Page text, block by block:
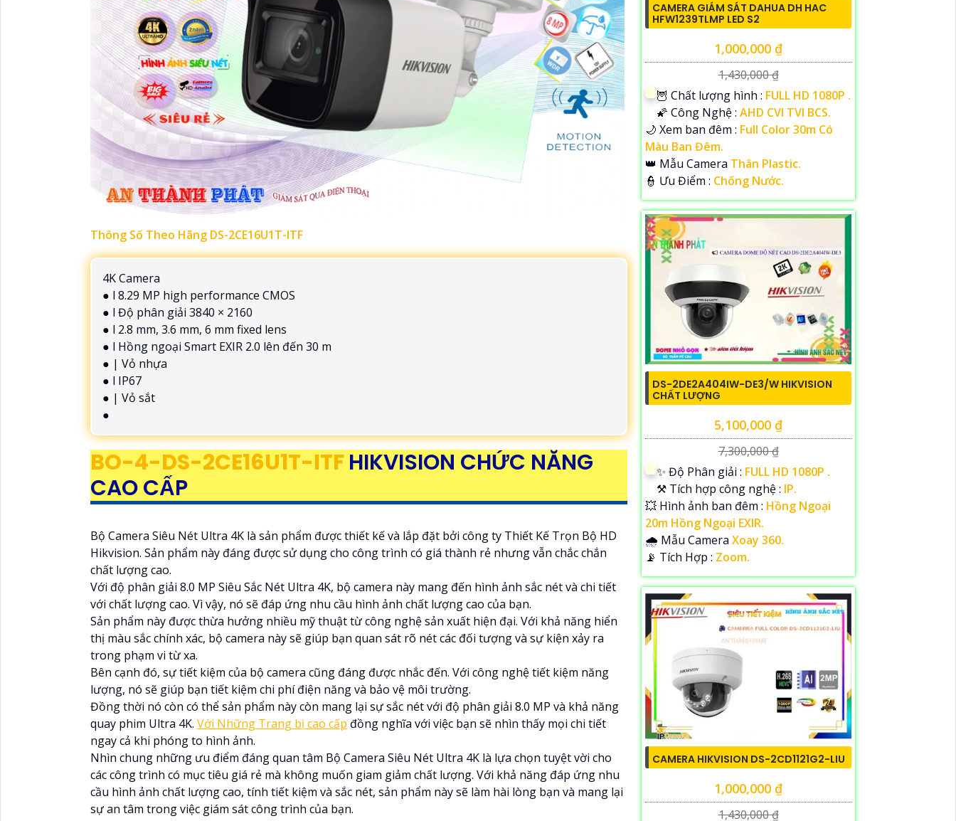
Thông Số Theo Hãng DS-2CE16U1T-ITF
4K Camera
● l 8.29 MP high performance CMOS
● l Độ phân giải 3840 × 2160
● l 2.8 mm, 3.6 mm, 6 mm fixed lens
● l Hồng ngoại Smart EXIR 2.0 lên đến 30 m
● | Vỏ nhựa
● l IP67
● | Vỏ sắt
●
BO-4-DS-2CE16U1T-ITFHIKVISION CHỨC NĂNG
CAO CẤP
Bộ Camera Siêu Nét Ultra 4K là sản phẩm được thiết kế và lắp đặt bởi công ty Thiết Kế Trọn Bộ HD
Hikvision. Sản phẩm này đáng được sử dụng cho công trình có giá thành rẻ nhưng vẫn chắc chắn
chất lượng cao.
Với độ phân giải 8.0 MP Siêu Sắc Nét Ultra 4K, bộ camera này mang đến hình ảnh sắc nét và chi tiết
với chất lượng cao. Vì vậy, nó sẽ đáp ứng nhu cầu hình ảnh chất lượng cao của bạn.
Sản phẩm này được thừa hưởng nhiều mỹ thuật từ công nghệ sản xuất hiện đại. Với khả năng hiển
thị màu sắc chính xác, bộ camera này sẽ giúp bạn quan sát rõ nét các đối tượng và sự kiện xảy ra
trong phạm vi từ xa.
Bên cạnh đó, sự tiết kiệm của bộ camera cũng đáng được nhắc đến. Với công nghệ tiết kiệm năng
lượng, nó sẽ giúp bạn tiết kiệm chi phí điện năng và bảo vệ môi trường.
Đồng thời nó còn có thể sản phẩm này còn mang lại sự sắc nét với độ phân giải 8.0 MP và khả năng
quay phim Ultra 4K. Với Những Trang bị cao cấp đồng nghĩa với việc bạn sẽ nhìn thấy mọi chi tiết
ngay cả khi phóng to hình ảnh.
Nhìn chung những ưu điểm đáng quan tâm Bộ Camera Siêu Nét Ultra 4K là lựa chọn tuyệt vời cho
các công trình có mục tiêu giá rẻ mà không muốn giam giảm chất lượng. Với khả năng đáp ứng nhu
cầu hình ảnh chất lượng cao, tính tiết kiệm và sắc nét, sản phẩm này sẽ làm hài lòng bạn và mang lại
sự an tâm trong việc giám sát công trình của bạn.
CAMERA GIÁM SÁT DAHUA DH HAC
HFW1239TLMP LED S2
1,000,000 ₫
1,430,000 ₫
🦉 Chất lượng hình : FULL HD 1080P .
🌠 Công Nghệ : AHD CVI TVI BCS.
🌙 Xem ban đêm : Full Color 30m Có
Màu Ban Đêm.
👑 Mẫu Camera Thân Plastic.
️👮 Ưu Điểm : Chống Nước.
DS-2DE2A404IW-DE3/W HIKVISION
CHẤT LƯỢNG
5,100,000 ₫
7,300,000 ₫
✨ Độ Phân giải : FULL HD 1080P .
⚒ Tích hợp công nghệ : IP.
💥 Hình ảnh ban đêm : Hồng Ngoại
20m Hồng Ngoại EXIR.
🌧️ Mẫu Camera Xoay 360.
️📡 Tích Hợp : Zoom.
CAMERA HIKVISION DS-2CD1121G2-LIU
1,000,000 ₫
1,430,000 ₫